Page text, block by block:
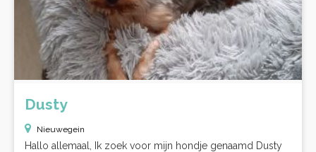
Dusty
Nieuwegein
Hallo allemaal, Ik zoek voor mijn hondje genaamd Dusty